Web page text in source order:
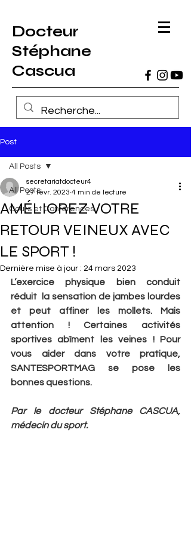
Docteur
Stéphane
Cascua
Post
All Posts
Cours et Conférences
All Posts
AMÉLIOREZ VOTRE
RETOUR VEINEUX AVEC
LE SPORT !
secretariatdocteur4
27 févr. 2023 4 min de lecture
Dernière mise à jour : 24 mars 2023
L’exercice physique bien conduit
réduit  la sensation de jambes lourdes
et peut affiner les mollets. Mais
attention ! Certaines activités
sportives abîment les veines ! Pour
vous aider dans votre pratique,
SANTESPORTMAG se pose les
bonnes questions.
Par le docteur Stéphane CASCUA,
médecin du sport.